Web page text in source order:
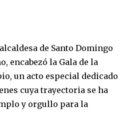
de Santo Domingo
encabezó la Gala de la
un acto especial dedicado
cuya trayectoria se ha
y orgullo para la